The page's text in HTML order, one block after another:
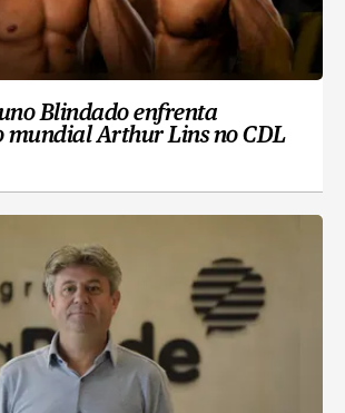
Blindado enfrenta
mundial Arthur Lins no CDL